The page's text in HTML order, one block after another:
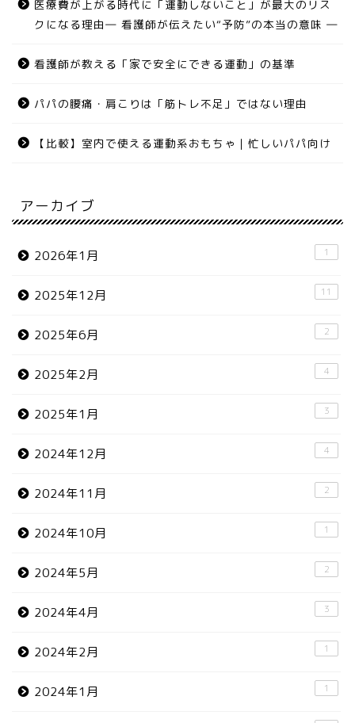
医療費が上がる時代に「運動しないこと」が最大のリス
クになる理由― 看護師が伝えたい“予防”の本当の意味 ―
看護師が教える「家で安全にできる運動」の基準
パパの腰痛・肩こりは「筋トレ不足」ではない理由
【比較】室内で使える運動系おもちゃ｜忙しいパパ向け
アーカイブ
2026年1月 1
2025年12月 11
2025年6月 2
2025年2月 4
2025年1月 3
2024年12月 4
2024年11月 2
2024年10月 1
2024年5月 2
2024年4月 3
2024年2月 1
2024年1月 1